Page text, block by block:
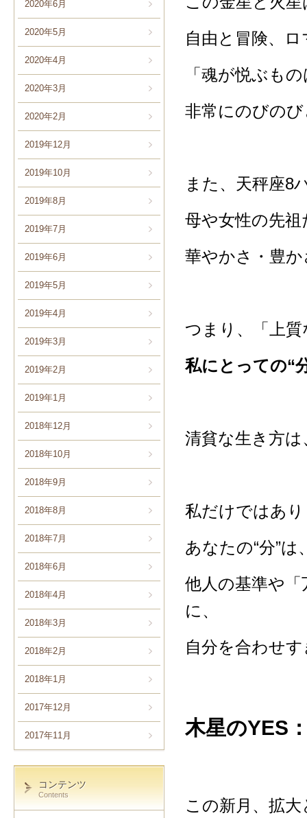
2020年6月
2020年5月
2020年4月
2020年3月
2020年2月
2019年12月
2019年10月
2019年8月
2019年7月
2019年6月
2019年5月
2019年4月
2019年3月
2019年2月
2019年1月
2018年12月
2018年10月
2018年9月
2018年8月
2018年7月
2018年6月
2018年4月
2018年3月
2018年2月
2018年1月
2017年12月
2017年11月
コンテンツ
Contents
自由と冒険、
「魂が悦ぶも
非常にのびの
また、天秤座8
母や女性の先
華やかさ・豊
つまり、「上
私にとっての“
清貧な生き方
私だけではあ
あなたの“分”
他人の基準や
に、
自分を合わせ
木星のYES
この新月、拡